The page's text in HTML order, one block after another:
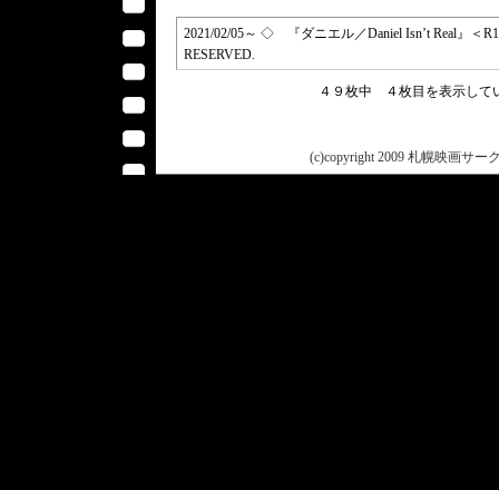
2021/02/05～ ◇ 『ダニエル／Daniel Isn’t Real』＜
RESERVED.
４９枚中 ４枚目を表示し
(c)copyright 2009 札幌映画サー